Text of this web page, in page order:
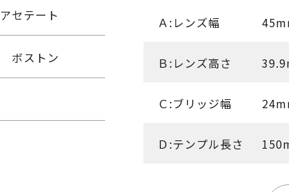
アセテート
ボストン
Ａ:レンズ幅
Ｂ:レンズ高さ
Ｃ:ブリッジ幅
Ｄ:テンプル長さ